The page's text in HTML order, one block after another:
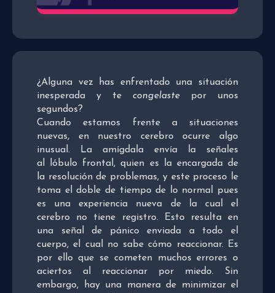
¿Alguna vez has enfrentado una situación
inesperada y te congelaste por unos
segundos?
Cuando estamos frente a situaciones
nuevas, en nuestro cerebro ocurre algo
inusual. La amígdala envía la señales
al lóbulo frontal, quien es la encargada de
la resolución de problemas, y este proceso le
toma el doble de tiempo de lo normal pues
es una experiencia nueva de la cual el
cerebro no tiene registro. Esto resulta en
una señal de pánico enviada a todo el
cuerpo, el cual no sabe cómo reaccionar. Es
por ello que se cometen muchos errores o
aciertos al reaccionar por miedo. Sin
embargo, hay una manera de minimizar el